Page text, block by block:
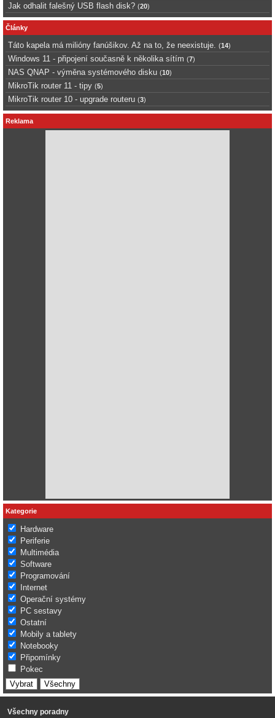
Jak odhalit falešný USB flash disk? (20)
Články
Táto kapela má milióny fanúšikov. Až na to, že neexistuje. (14)
Windows 11 - připojení současně k několika sítím (7)
NAS QNAP - výměna systémového disku (10)
MikroTik router 11 - tipy (5)
MikroTik router 10 - upgrade routeru (3)
Reklama
Kategorie
Hardware
Periferie
Multimédia
Software
Programování
Internet
Operační systémy
PC sestavy
Ostatní
Mobily a tablety
Notebooky
Připomínky
Pokec
Všechny poradny